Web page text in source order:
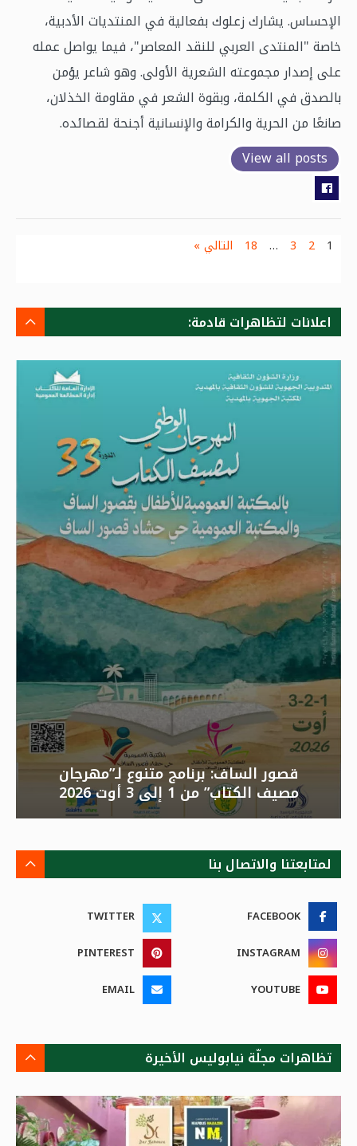
الإحساس. يشارك زعلوك بفعالية في المنتديات الأدبية،
خاصة "المنتدى العربي للنقد المعاصر"، فيما يواصل عمله
على إصدار مجموعته الشعرية الأولى. وهو شاعر يؤمن
بالصدق في الكلمة، وبقوة الشعر في مقاومة الخذلان،
صانعًا من الحرية والكرامة والإنسانية أجنحة لقصائده.
View all posts
1
2
3
…
18 التالي »
اعلانات لتظاهرات قادمة:
قصور الساف: برنامج متنوع لـ”مهرجان
مصيف الكتاب” من 1 إلى 3 أوت 2026
لمتابعتنا والاتصال بنا
FACEBOOK
TWITTER
INSTAGRAM
PINTEREST
YOUTUBE
EMAIL
تظاهرات مجلّة نيابوليس الأخيرة